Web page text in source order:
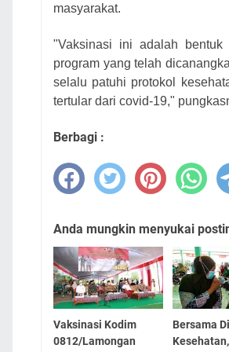
masyarakat.
"Vaksinasi ini adalah bentuk
program yang telah
selalu patuhi protokol
tertular dari covid-19,"
Berbagi :
Anda mungkin menyukai
Vaksinasi Kodim
0812/Lamongan
Bersama